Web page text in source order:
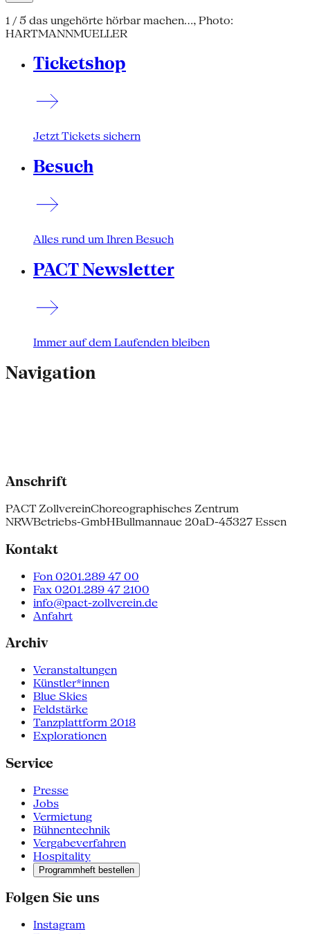
1 / 5 das ungehörte hörbar machen..., Photo:
HARTMANNMUELLER
Ticketshop
Jetzt Tickets sichern
Besuch
Alles rund um Ihren Besuch
PACT Newsletter
Immer auf dem Laufenden bleiben
Navigation
Anschrift
PACT ZollvereinChoreographisches Zentrum
NRWBetriebs-GmbHBullmannaue 20aD-45327 Essen
Kontakt
Fon 0201.289 47 00
Fax 0201.289 47 2100
info@pact-zollverein.de
Anfahrt
Archiv
Veranstaltungen
Künstler*innen
Blue Skies
Feldstärke
Tanzplattform 2018
Explorationen
Service
Presse
Jobs
Vermietung
Bühnentechnik
Vergabeverfahren
Hospitality
Programmheft bestellen
Folgen Sie uns
Instagram